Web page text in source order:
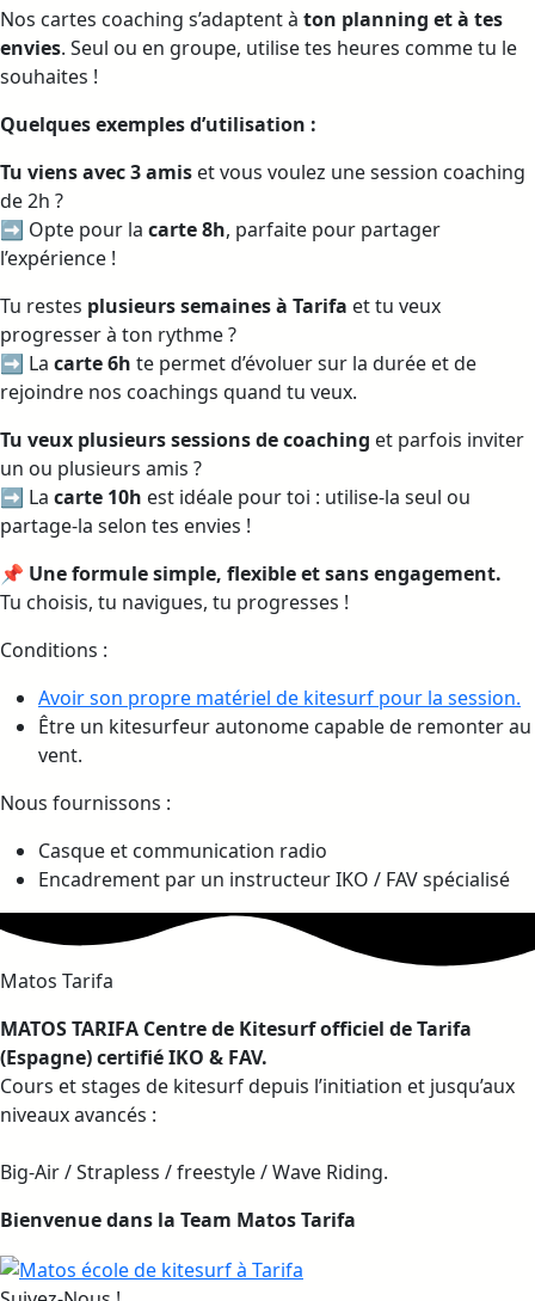
Nos cartes coaching s’adaptent à ton planning et à tes
envies. Seul ou en groupe, utilise tes heures comme tu le
souhaites !
Quelques exemples d’utilisation :
Tu viens avec 3 amis et vous voulez une session coaching
de 2h ?
➡️ Opte pour la carte 8h, parfaite pour partager
l’expérience !
Tu restes plusieurs semaines à Tarifa et tu veux
progresser à ton rythme ?
➡️ La carte 6h te permet d’évoluer sur la durée et de
rejoindre nos coachings quand tu veux.
Tu veux plusieurs sessions de coaching et parfois inviter
un ou plusieurs amis ?
➡️ La carte 10h est idéale pour toi : utilise-la seul ou
partage-la selon tes envies !
📌 Une formule simple, flexible et sans engagement.
Tu choisis, tu navigues, tu progresses !
Conditions :
Avoir son propre matériel de kitesurf pour la session.
Être un kitesurfeur autonome capable de remonter au
vent.
Nous fournissons :
Casque et communication radio
Encadrement par un instructeur IKO / FAV spécialisé
Matos Tarifa
MATOS TARIFA Centre de Kitesurf officiel de Tarifa
(Espagne) certifié IKO & FAV.
Cours et stages de kitesurf depuis l’initiation et jusqu’aux
niveaux avancés :
Big-Air / Strapless / freestyle / Wave Riding.
Bienvenue dans la Team Matos Tarifa